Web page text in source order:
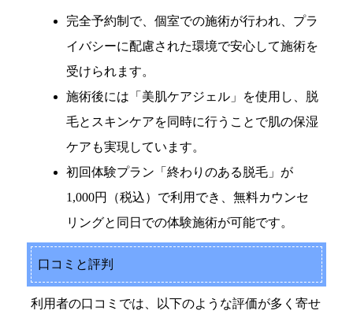
完全予約制で、個室での施術が行われ、プラ
イバシーに配慮された環境で安心して施術を
受けられます。
施術後には「美肌ケアジェル」を使用し、脱
毛とスキンケアを同時に行うことで肌の保湿
ケアも実現しています。
初回体験プラン「終わりのある脱毛」が
1,000円（税込）で利用でき、無料カウンセ
リングと同日での体験施術が可能です。
口コミと評判
利用者の口コミでは、以下のような評価が多く寄せ